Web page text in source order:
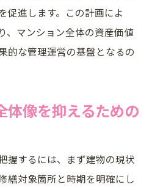
ドライン5年見直しのポイ
情報を活用した長期修繕
促進します。この計画によ
、マンション全体の資産価値
的な管理運営の基盤となるの
体像を抑えるための
握するには、まず建物の現状
繕対象箇所と時期を明確にし